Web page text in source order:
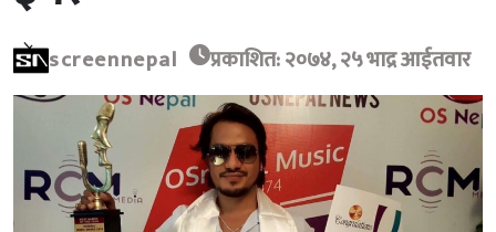
screennepal प्रकाशित: २०७४, २५ भाद्र आईतवार